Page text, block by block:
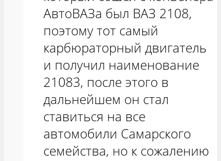
АвтоВАЗа был ВАЗ 2108,
поэтому тот самый
карбюраторный двигатель
и получил наименование
21083, после этого в
дальнейшем он стал
ставиться на все
автомобили Самарского
семейства, но к сожалению